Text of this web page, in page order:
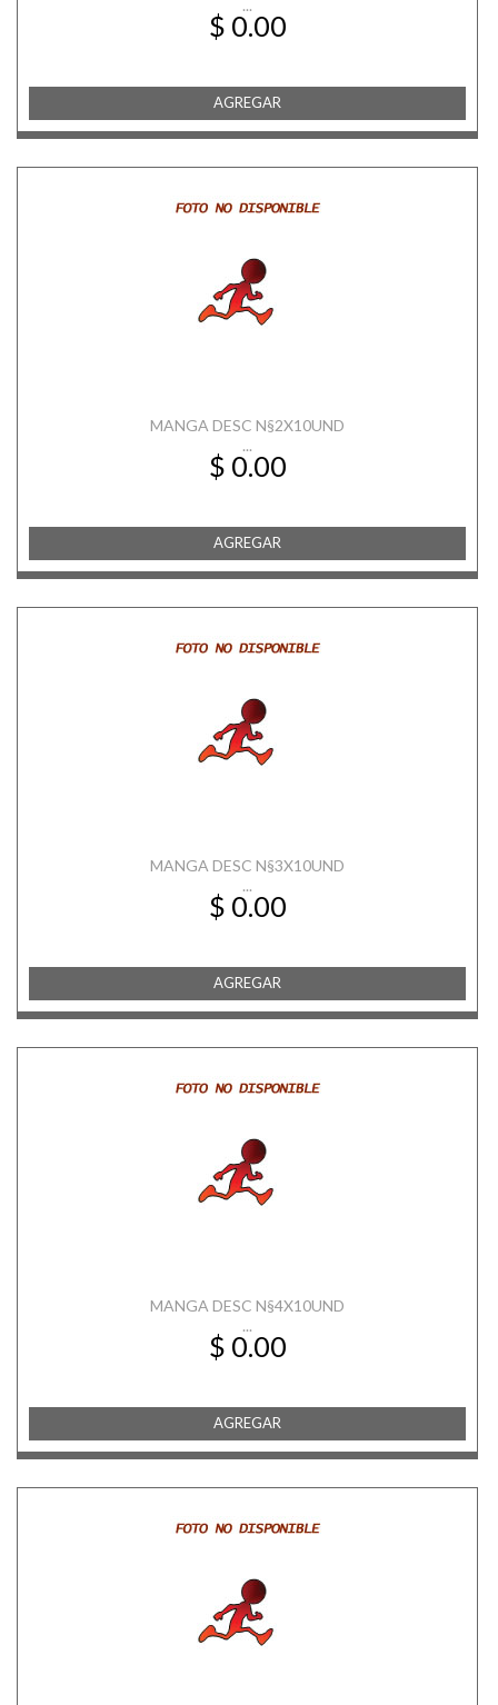
...
$ 0.00
AGREGAR
MANGA DESC N§2X10UND
...
$ 0.00
AGREGAR
MANGA DESC N§3X10UND
...
$ 0.00
AGREGAR
MANGA DESC N§4X10UND
...
$ 0.00
AGREGAR